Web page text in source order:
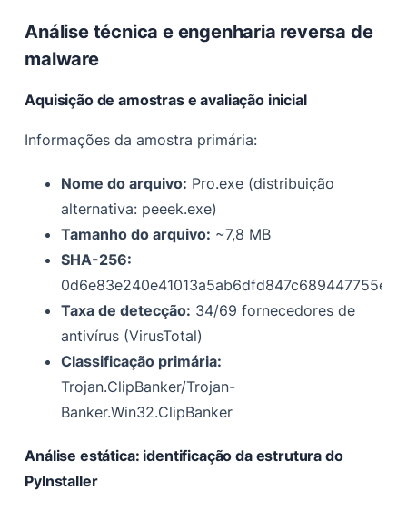
Análise técnica e engenharia reversa de
malware
Aquisição de amostras e avaliação inicial
Informações da amostra primária:
Nome do arquivo: Pro.exe (distribuição
alternativa: peeek.exe)
Tamanho do arquivo: ~7,8 MB
SHA-256:
Taxa de detecção: 34/69 fornecedores de
antivírus (VirusTotal)
Classificação primária:
Trojan.ClipBanker/Trojan-
Banker.Win32.ClipBanker
Análise estática: identificação da estrutura do
PyInstaller